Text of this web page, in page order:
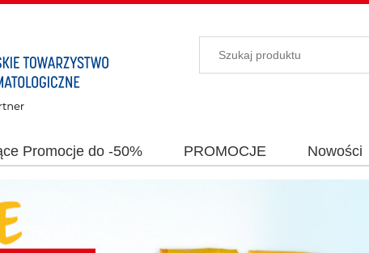
Promocje do -50% PROMOCJE Nowości